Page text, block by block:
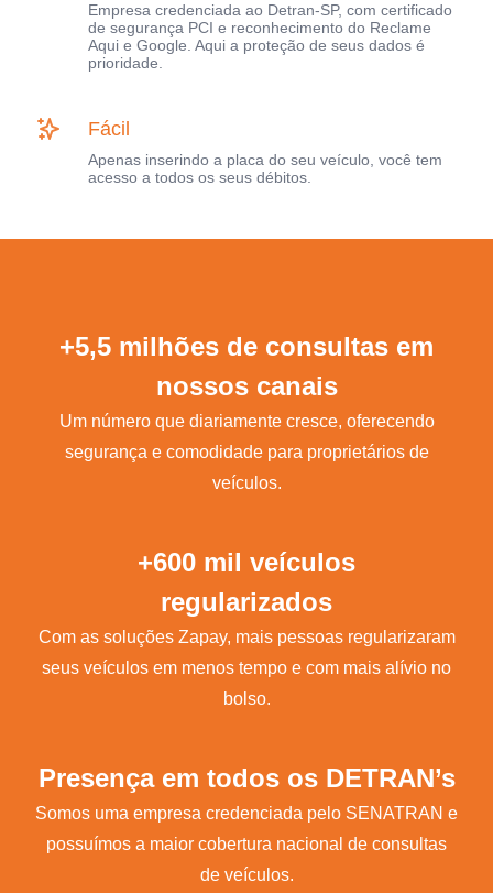
Empresa credenciada ao Detran-SP, com certificado
de segurança PCI e reconhecimento do Reclame
Aqui e Google. Aqui a proteção de seus dados é
prioridade.
Fácil
Apenas inserindo a placa do seu veículo, você tem
acesso a todos os seus débitos.
+5,5 milhões de consultas em
nossos canais
Um número que diariamente cresce, oferecendo
segurança e comodidade para proprietários de
veículos.
+600 mil veículos
regularizados
Com as soluções Zapay, mais pessoas regularizaram
seus veículos em menos tempo e com mais alívio no
bolso.
Presença em todos os DETRAN’s
Somos uma empresa credenciada pelo SENATRAN e
possuímos a maior cobertura nacional de consultas
de veículos.